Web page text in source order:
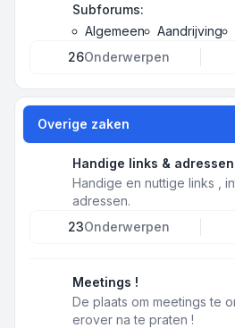
Subforums:
Algemeen
Aandrijving
26Onderwerpen
Overige zaken
Handige links & adressen
Handige en nuttige links ,
adressen.
23Onderwerpen
Meetings !
De plaats om meetings te
erover na te praten !